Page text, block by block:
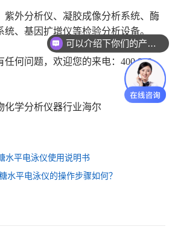
紫外分析仪、凝胶成像分析系统、酶
、基因扩增仪等检验分析设备。
何问题，欢迎您的来电：400 960
化学分析仪器行业海尔
水平电泳仪使用说明书
水平电泳仪的操作步骤如何？
可以介绍下你们的产品么